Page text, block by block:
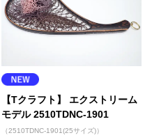
【Tクラフト】 エクストリーム
モデル 2510TDNC-1901
（2510TDNC-1901(25サイズ)）